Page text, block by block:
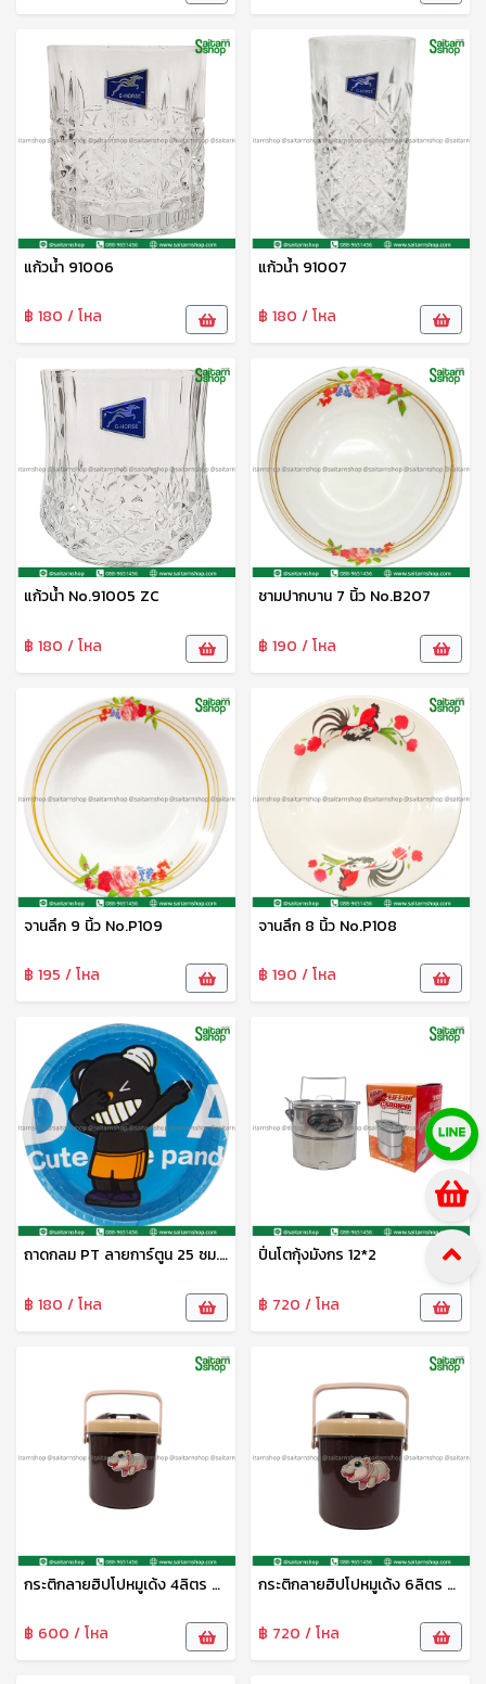
แก้วน้ำ 91006
฿ 180 / โหล
แก้วน้ำ 91007
฿ 180 / โหล
แก้วน้ำ No.91005 ZC
฿ 180 / โหล
ชามปากบาน 7 นิ้ว No.B207
฿ 190 / โหล
จานลึก 9 นิ้ว No.P109
฿ 195 / โหล
จานลึก 8 นิ้ว No.P108
฿ 190 / โหล
ถาดกลม PT ลายการ์ตูน 25 ซม. DM-1124005 Zonertoy
฿ 180 / โหล
ปิ่นโตกุ้งมังกร 12*2
฿ 720 / โหล
กระติกลายฮิปโปหมูเด้ง 4ลิตร M4AA ห่าน
฿ 600 / โหล
กระติกลายฮิปโปหมูเด้ง 6ลิตร M6AA ห่าน
฿ 720 / โหล